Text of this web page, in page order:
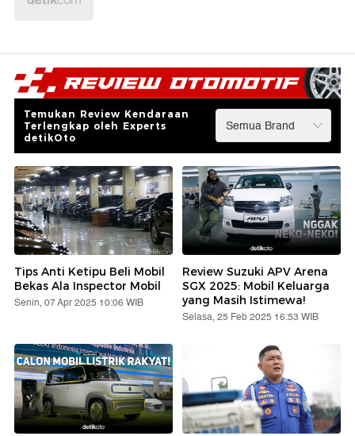
Temukan Review Kendaraan
Terlengkap oleh Experts
detikOto
Tips Anti Ketipu Beli Mobil
Bekas Ala Inspector Mobil
Senin, 07 Apr 2025 10:06 WIB
Review Suzuki APV Arena
SGX 2025: Mobil Keluarga
yang Masih Istimewa!
Selasa, 25 Feb 2025 16:53 WIB